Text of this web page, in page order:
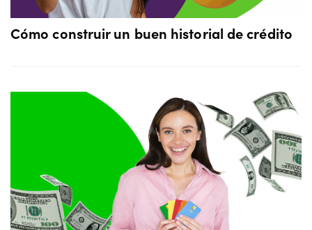
Cómo construir un buen historial de crédito